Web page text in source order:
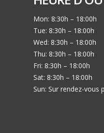
Mon: 8:30h – 18:00h
Tue: 8:30h – 18:00h
Wed: 8:30h – 18:00h
Thu: 8:30h – 18:00h
Fri: 8:30h – 18:00h
Sat: 8:30h – 18:00h
Sun: Sur rendez-vous